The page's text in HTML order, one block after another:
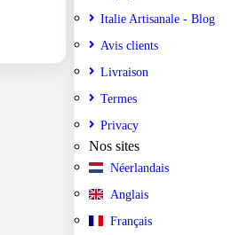
Italie Artisanale - Blog
Avis clients
Livraison
Termes
Privacy
Nos sites
Néerlandais
Anglais
Français